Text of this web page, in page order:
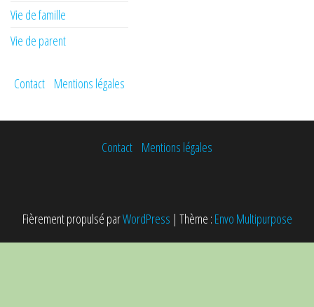
Vie de famille
Vie de parent
Contact Mentions légales
Contact Mentions légales
Fièrement propulsé parWordPress | Thème : Envo Multipurpose